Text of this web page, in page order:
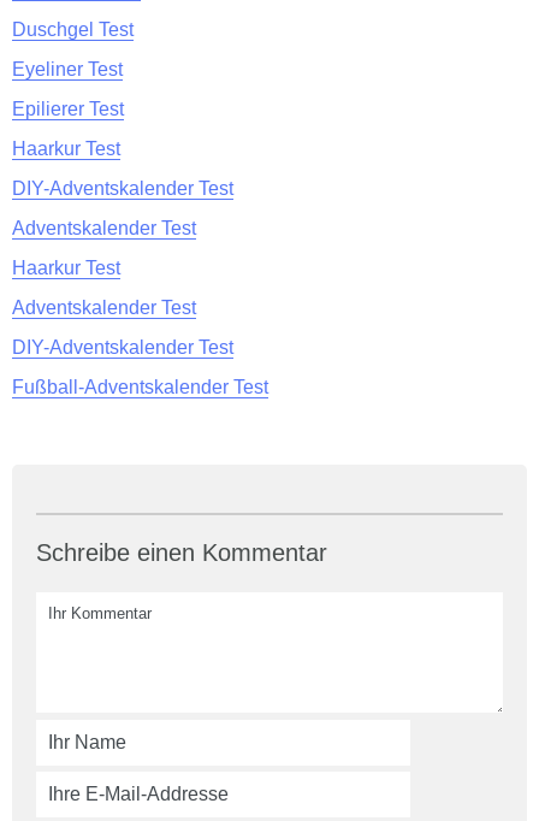
Duschgel Test
Eyeliner Test
Epilierer Test
Haarkur Test
DIY-Adventskalender Test
Adventskalender Test
Haarkur Test
Adventskalender Test
DIY-Adventskalender Test
Fußball-Adventskalender Test
Schreibe einen Kommentar